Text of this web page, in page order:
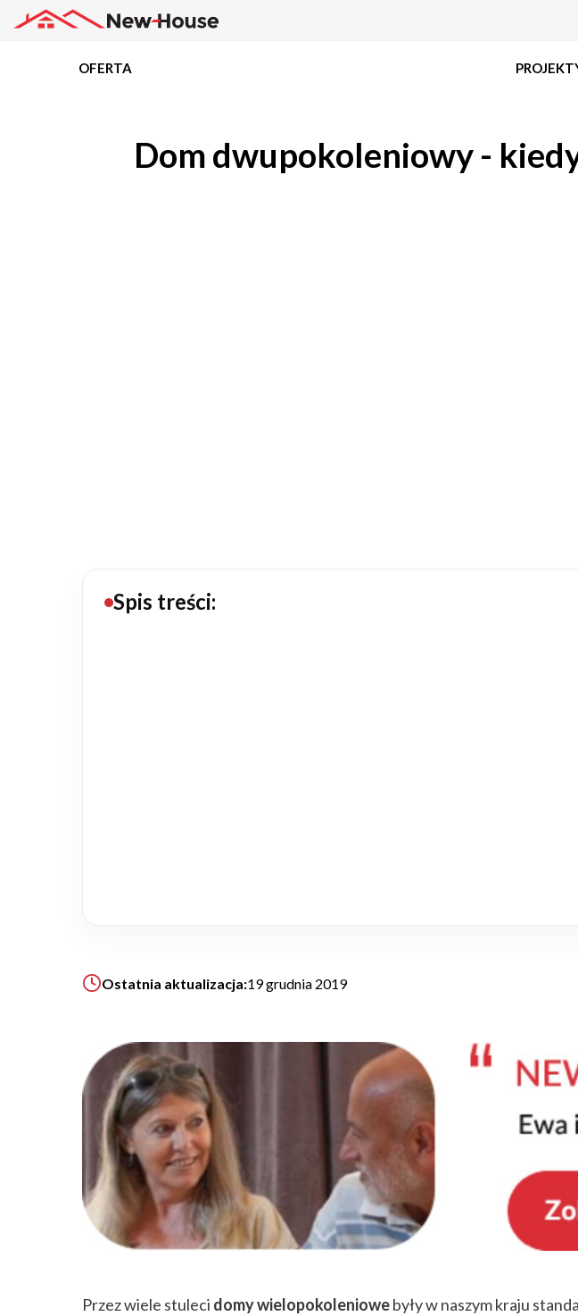
Rezydencje
KALKULATOR BUDOWY
BLOG
O NAS
KONAKT
ZAPISZ SIĘ
OFERTA
Dom dwupokoleniowy -
Spis treści:
Ostatnia aktualizacja:19 grudnia 2019
Przez wiele stuleci domy wielopokoleniowebyły w naszym kraju